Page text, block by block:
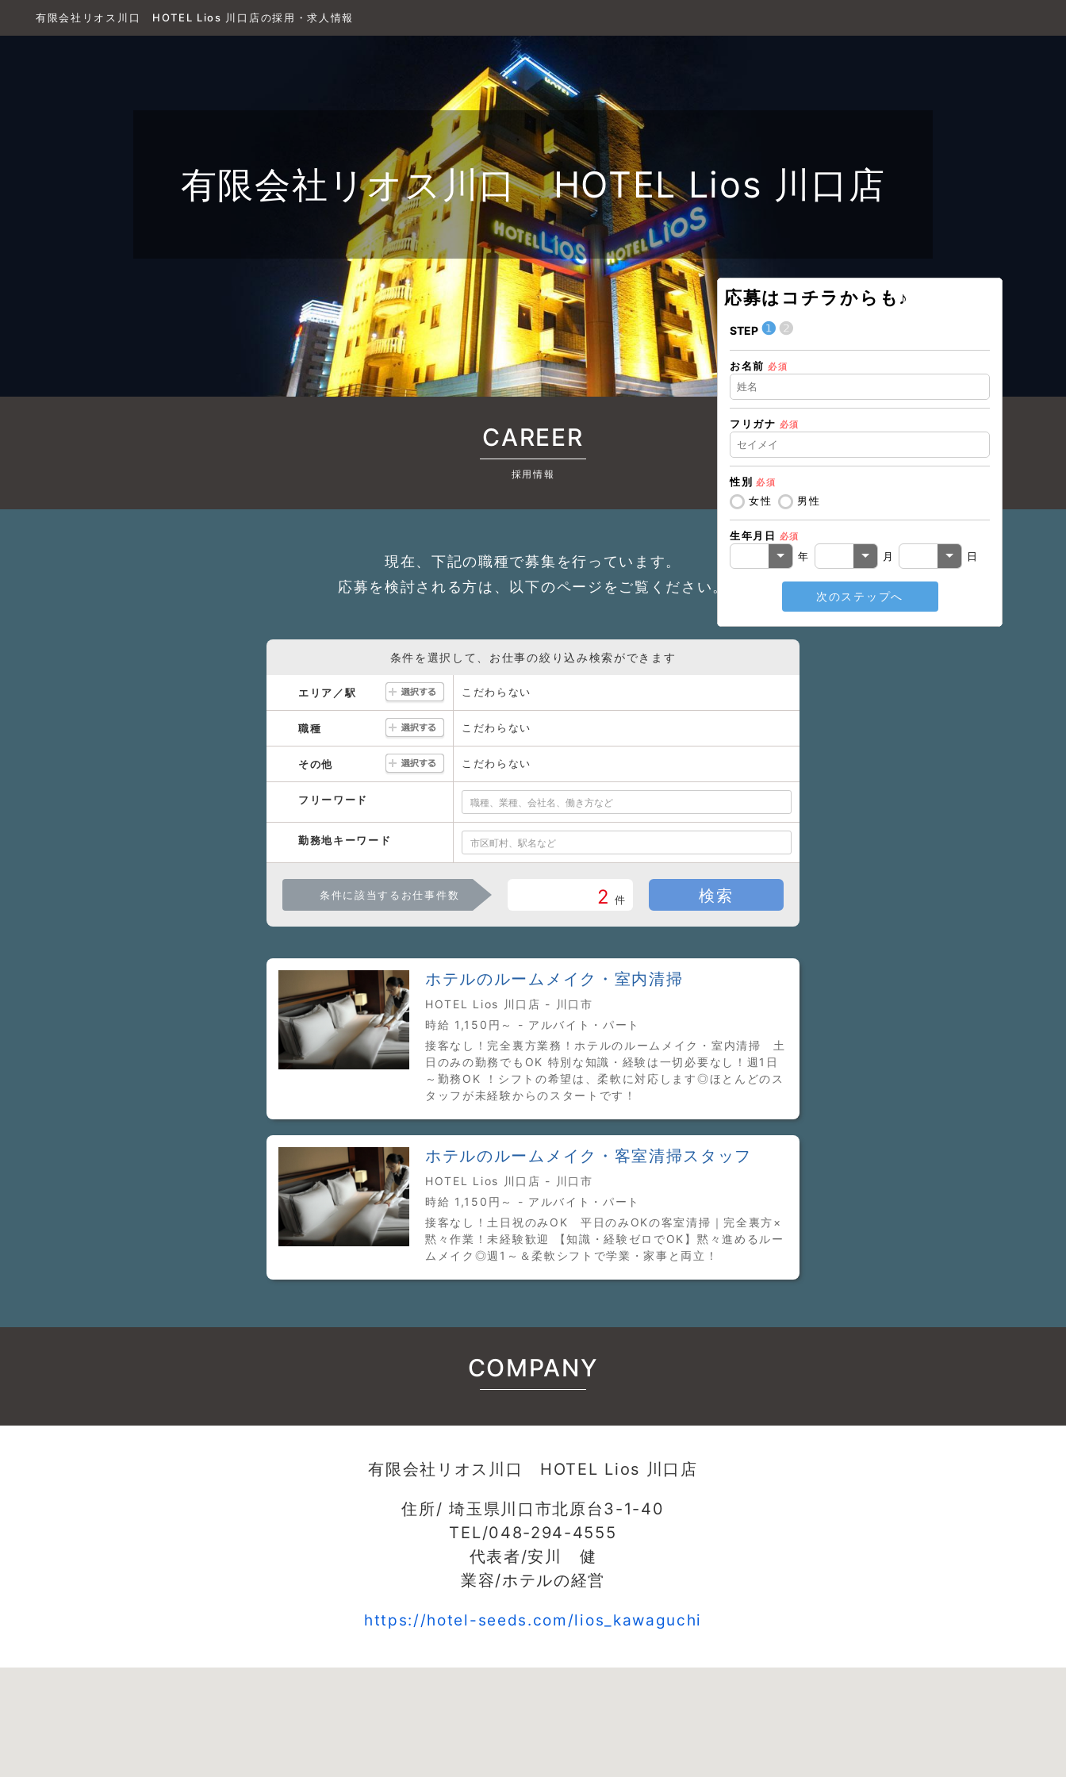
有限会社リオス川口 HOTEL Lios 川口店の採用・求人情報
有限会社リオス川口 HOTEL Lios 川口店
応募はコチラからも♪
STEP ❶❷
お名前 必須
フリガナ 必須
性別 必須
女性 男性
生年月日 必須
年 月 日
次のステップへ
CAREER
採用情報
現在、下記の職種で募集を行っています。
応募を検討される方は、以下のページをご覧ください。
条件を選択して、お仕事の絞り込み検索ができます
エリア／駅 こだわらない
職種 こだわらない
その他 こだわらない
フリーワード
勤務地キーワード
条件に該当するお仕事件数 2 件 検索
ホテルのルームメイク・室内清掃
HOTEL Lios 川口店 - 川口市
時給 1,150円～ - アルバイト・パート
接客なし！完全裏方業務！ホテルのルームメイク・室内清掃 土
日のみの勤務でもOK 特別な知識・経験は一切必要なし！週1日
～勤務OK ！シフトの希望は、柔軟に対応します◎ほとんどのス
タッフが未経験からのスタートです！
ホテルのルームメイク・客室清掃スタッフ
HOTEL Lios 川口店 - 川口市
時給 1,150円～ - アルバイト・パート
接客なし！土日祝のみOK 平日のみOKの客室清掃｜完全裏方×
黙々作業！未経験歓迎 【知識・経験ゼロでOK】黙々進めるルー
ムメイク◎週1～＆柔軟シフトで学業・家事と両立！
COMPANY
有限会社リオス川口 HOTEL Lios 川口店
住所/ 埼玉県川口市北原台3-1-40
TEL/048-294-4555
代表者/安川 健
業容/ホテルの経営
https://hotel-seeds.com/lios_kawaguchi